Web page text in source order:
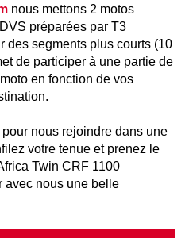
nous mettons 2 motos
préparées par T3
des segments plus courts (10
de participer à une partie de
en fonction de vos
nous rejoindre dans une
votre tenue et prenez le
Twin CRF 1100
avec nous une belle